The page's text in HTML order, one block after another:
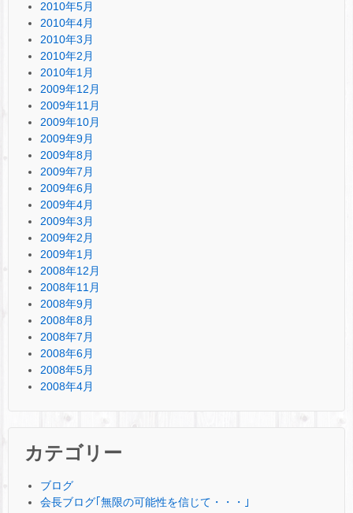
2010年5月
2010年4月
2010年3月
2010年2月
2010年1月
2009年12月
2009年11月
2009年10月
2009年9月
2009年8月
2009年7月
2009年6月
2009年4月
2009年3月
2009年2月
2009年1月
2008年12月
2008年11月
2008年9月
2008年8月
2008年7月
2008年6月
2008年5月
2008年4月
カテゴリー
ブログ
会長ブログ｢無限の可能性を信じて・・・｣